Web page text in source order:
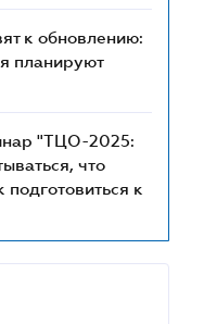
к обновлению:
планируют
"ТЦО-2025:
что
подготовиться к